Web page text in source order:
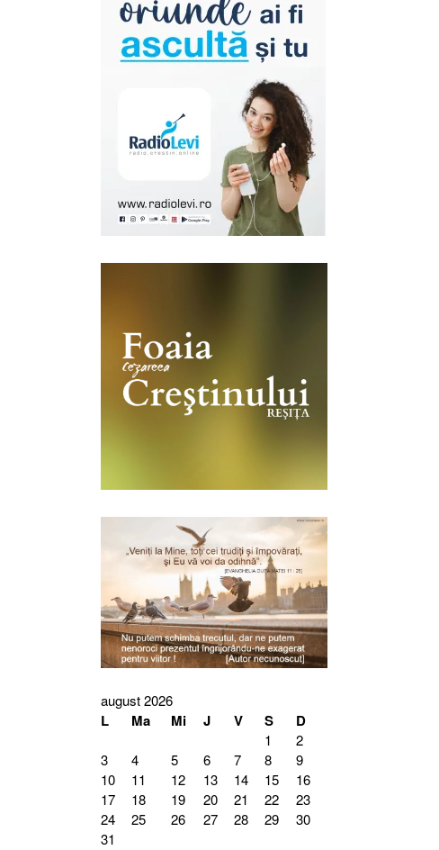
august 2026
L Ma Mi J V S D
1
2
3
4 5 6 7 8
9
10
11 12 13 14 15
16
17
18 19 20 21 22
23
24
25 26 27 28 29
30
31